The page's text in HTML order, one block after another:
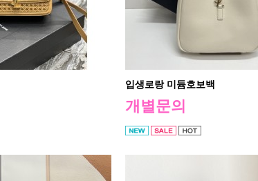
입생로랑 미듐호보백
개별문의